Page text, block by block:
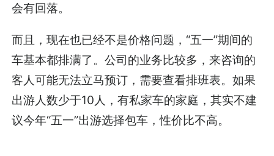
会有回落。
而且，现在也已经不是价格问题，“五一”期间的
车基本都排满了。公司的业务比较多，来咨询的
客人可能无法立马预订，需要查看排班表。如果
出游人数少于10人，有私家车的家庭，其实不建
议今年“五一”出游选择包车，性价比不高。